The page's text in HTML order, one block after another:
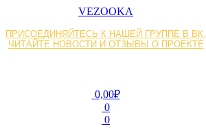
VEZOOKA
ПРИСОЕДИНЯЙТЕСЬ К НАШЕЙ ГРУППЕ В ВК,
ЧИТАЙТЕ НОВОСТИ И ОТЗЫВЫ О ПРОЕКТЕ
0,00₽
0
0